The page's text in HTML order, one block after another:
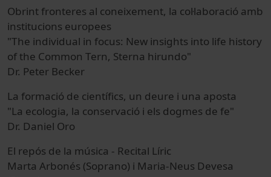
Obrint fronteres al coneixement, la col·laboració amb
institucions europees
"The individual in focus: New insights into life history
of the Common Tern, Sterna hirundo"
Dr. Peter Becker
La formació de científics, un deure i una aposta
"La ecologia, la conservació i els dogmes de fe"
Dr. Daniel Oro
El repós de la música - Recital Líric
Marta Arbonés (Soprano) i Maria-Neus Devesa